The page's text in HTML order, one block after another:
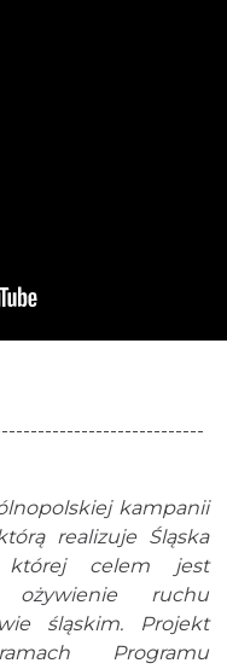
kampanii
realizuje Śląska
której celem jest
ruchu
śląskim. Projekt
Programu